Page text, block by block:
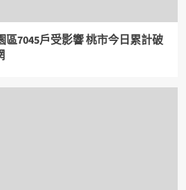
區7045戶受影響 桃市今日累計破